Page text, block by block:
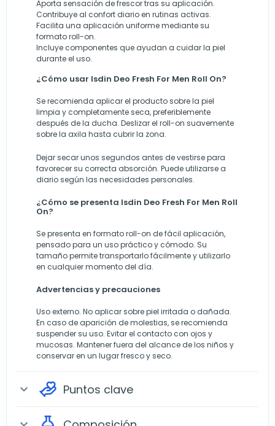
Aporta sensación de frescor tras su aplicación.
Contribuye al confort diario en rutinas activas.
Facilita una aplicación uniforme mediante su
formato roll-on.
Incluye componentes que ayudan a cuidar la piel
durante el uso.
¿Cómo usar Isdin Deo Fresh For Men Roll On?
Se recomienda aplicar el producto sobre la piel
limpia y completamente seca, preferiblemente
después de la ducha. Deslizar el roll-on suavemente
sobre la axila hasta cubrir la zona.
Dejar secar unos segundos antes de vestirse para
favorecer su correcta absorción. Puede utilizarse a
diario según las necesidades personales.
¿Cómo se presenta Isdin Deo Fresh For Men Roll
On?
Se presenta en formato roll-on de fácil aplicación,
pensado para un uso práctico y cómodo. Su
tamaño permite transportarlo fácilmente y utilizarlo
en cualquier momento del día.
Advertencias y precauciones
Uso externo. No aplicar sobre piel irritada o dañada.
En caso de aparición de molestias, se recomienda
suspender su uso. Evitar el contacto con ojos y
mucosas. Mantener fuera del alcance de los niños y
conservar en un lugar fresco y seco.
expand_more Puntos clave